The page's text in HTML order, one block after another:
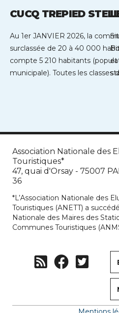
CUCQ TREPIED
Au 1er JANVIER 2026, la
surclassée de 20 à 40 000
compte 5 210 habitants
municipale). Toutes les classes
et
Association Nationale des
Touristiques*
47, quai d'Orsay - 75007
36
*L’Association Nationale des
Touristiques (ANETT) a
Nationale des Maires des
Communes Touristiques